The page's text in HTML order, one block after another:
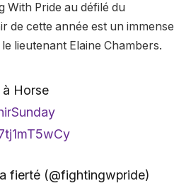
With Pride au défilé du
de cette année est un immense
lieutenant Elaine Chambers.
à Horse
fierté (@fightingwpride)